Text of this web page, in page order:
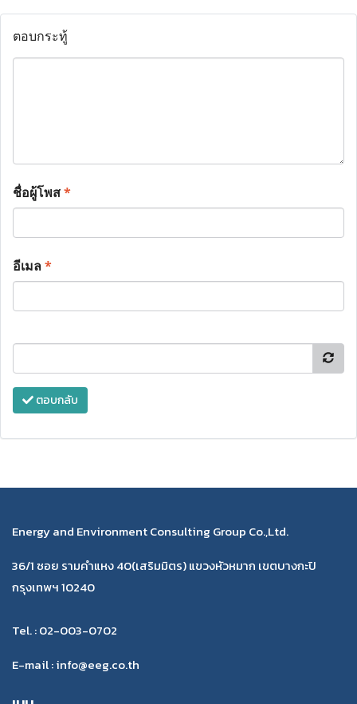
ตอบกระทู้
ชื่อผู้โพส*
อีเมล*
ตอบกลับ
Energy and Environment Consulting Group Co.,Ltd.
36/1 ซอย รามคำแหง 40(เสริมมิตร) แขวงหัวหมาก เขตบางกะปิ
กรุงเทพฯ 10240
Tel. : 02-003-0702
E-mail : info@eeg.co.th